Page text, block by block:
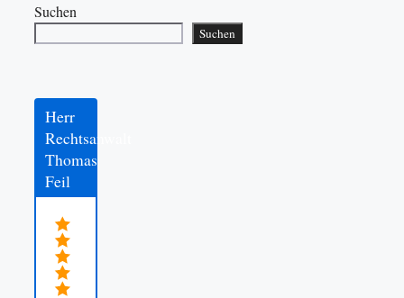
Suchen
Suchen
Herr
Rechtsanwalt
Thomas
Feil